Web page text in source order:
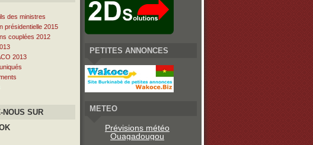
des ministres
présidentielle 2015
couplées 2012
2013
NOUS SUR
PETITES ANNONCES
METEO
Prévisions météo
Ouagadougou